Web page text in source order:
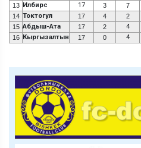
13 Илбирс 17 3 7
14 Токтогул 17 4 2
15 Абдыш-Ата 17 2 4
16 Кыргызалтын 17 0 4